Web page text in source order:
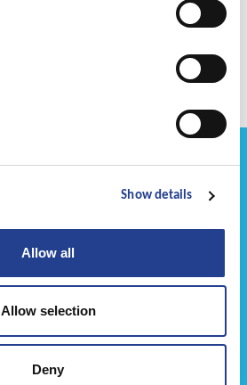
Show details
Allow all
Allow selection
Deny